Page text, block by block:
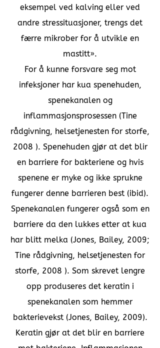
eksempel ved kalving eller ved
andre stressituasjoner, trengs det
færre mikrober for å utvikle en
mastitt».
For å kunne forsvare seg mot
infeksjoner har kua spenehuden,
spenekanalen og
inflammasjonsprosessen (Tine
rådgivning, helsetjenesten for storfe,
2008 ). Spenehuden gjør at det blir
en barriere for bakteriene og hvis
spenene er myke og ikke sprukne
fungerer denne barrieren best (ibid).
Spenekanalen fungerer også som en
barriere da den lukkes etter at kua
har blitt melka (Jones, Bailey, 2009;
Tine rådgivning, helsetjenesten for
storfe, 2008 ). Som skrevet lengre
opp produseres det keratin i
spenekanalen som hemmer
bakterievekst (Jones, Bailey, 2009).
Keratin gjør at det blir en barriere